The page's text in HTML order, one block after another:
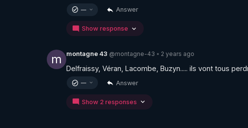
— Answer
Show response
m montagne 43 @montagne-43 • 2 years ago
Delfraissy, Véran, Lacombe, Buzyn..... ils vont tous
— Answer
Show 2 responses